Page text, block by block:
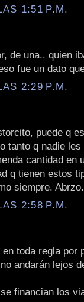
1:51 P.M.
de una.. quien
fue un dato
2:29 P.M.
puede q
tanto q nadie
cantidad en
q tienen estos
siempre. Abrzo.
2:58 P.M.
toda regla por
andarán lejos
financian los